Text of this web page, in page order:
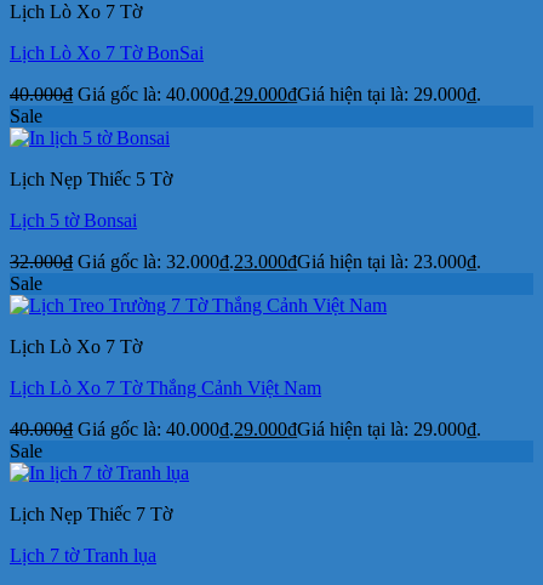
Lịch Lò Xo 7 Tờ
Lịch Lò Xo 7 Tờ BonSai
40.000₫ Giá gốc là: 40.000₫.29.000₫Giá hiện tại là: 29.000₫.
Sale
Lịch Nẹp Thiếc 5 Tờ
Lịch 5 tờ Bonsai
32.000₫ Giá gốc là: 32.000₫.23.000₫Giá hiện tại là: 23.000₫.
Sale
Lịch Lò Xo 7 Tờ
Lịch Lò Xo 7 Tờ Thắng Cảnh Việt Nam
40.000₫ Giá gốc là: 40.000₫.29.000₫Giá hiện tại là: 29.000₫.
Sale
Lịch Nẹp Thiếc 7 Tờ
Lịch 7 tờ Tranh lụa